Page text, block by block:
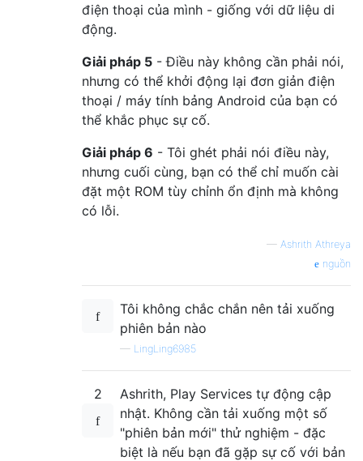
điện thoại của mình - giống với dữ liệu di
động.
Giải pháp 5 - Điều này không cần phải nói,
nhưng có thể khởi động lại đơn giản điện
thoại / máy tính bảng Android của bạn có
thể khắc phục sự cố.
Giải pháp 6 - Tôi ghét phải nói điều này,
nhưng cuối cùng, bạn có thể chỉ muốn cài
đặt một ROM tùy chỉnh ổn định mà không
có lỗi.
— Ashrith Athreya
nguồn
Tôi không chắc chắn nên tải xuống
phiên bản nào
— LingLing6985
2
Ashrith, Play Services tự động cập
nhật. Không cần tải xuống một số
"phiên bản mới" thử nghiệm - đặc
biệt là nếu bạn đã gặp sự cố với bản